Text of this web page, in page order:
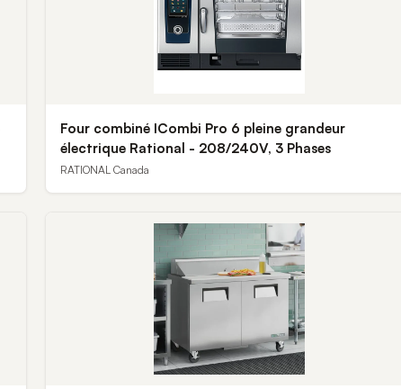
Four combiné ICombi Pro 6 pleine grandeur
électrique Rational - 208/240V, 3 Phases
RATIONAL Canada